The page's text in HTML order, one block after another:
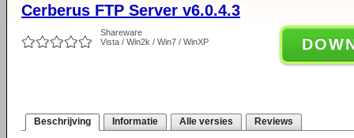
Cerberus FTP Server v6.0.4.3
Shareware
Vista / Win2k / Win7 / WinXP
Beschrijving Informatie Alle versies Reviews